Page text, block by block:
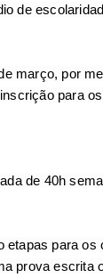
de
março, por
para
de 40h
para os
prova escrita